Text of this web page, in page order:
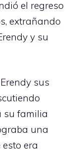
el regreso
extrañando
y su
sus
su familia
una
era